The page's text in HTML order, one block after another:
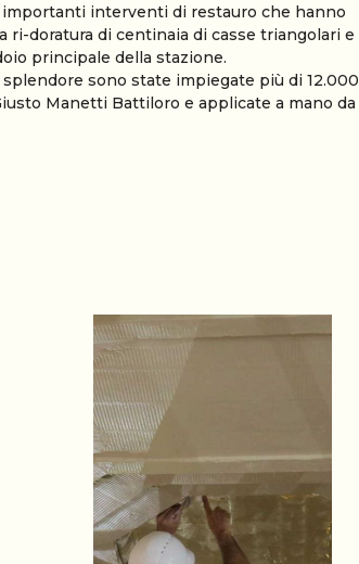
interventi di restauro che hanno
ri-doratura di centinaia di casse triangolari e
principale della stazione.
sono state impiegate più di 12.000
Manetti Battiloro e applicate a mano da